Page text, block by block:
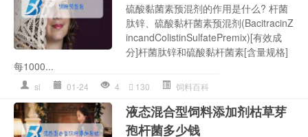
硫酸黏菌素预混剂的作用是什么? 杆菌
肽锌、硫酸黏杆菌素预混剂(BacitracinZ
incandColistinSulfatePremix)[有效成
分]杆菌肽锌和硫酸黏杆菌素[含量规格]
每1000...
sl 01-24 4 130 饲料百科
液态混合型饲料添加剂枯草芽
孢杆菌多少钱